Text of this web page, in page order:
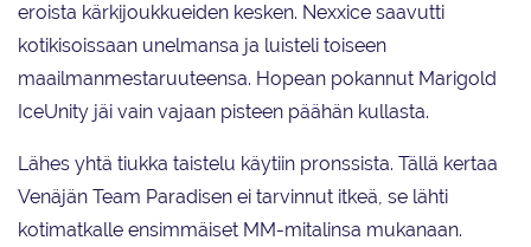
eroista kärkijoukkueiden kesken. Nexxice saavutti
kotikisoissaan unelmansa ja luisteli toiseen
maailmanmestaruuteensa. Hopean pokannut Marigold
IceUnity jäi vain vajaan pisteen päähän kullasta.
Lähes yhtä tiukka taistelu käytiin pronssista. Tällä kertaa
Venäjän Team Paradisen ei tarvinnut itkeä, se lähti
kotimatkalle ensimmäiset MM-mitalinsa mukanaan.